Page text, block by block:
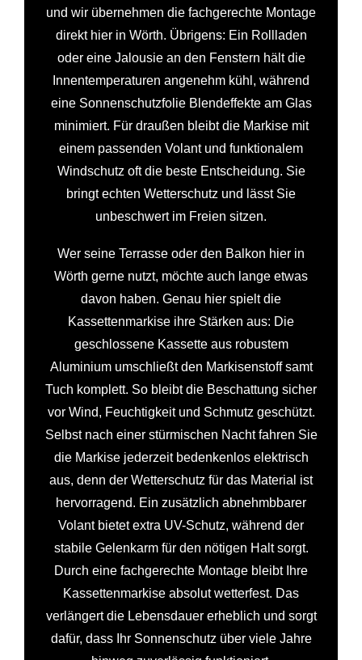
und wir übernehmen die fachgerechte Montage
direkt hier in Wörth. Übrigens: Ein Rollladen
oder eine Jalousie an den Fenstern hält die
Innentemperaturen angenehm kühl, während
eine Sonnenschutzfolie Blendeffekte am Glas
minimiert. Für draußen bleibt die Markise mit
einem passenden Volant und funktionalem
Windschutz oft die beste Entscheidung. Sie
bringt echten Wetterschutz und lässt Sie
unbeschwert im Freien sitzen.
Wer seine Terrasse oder den Balkon hier in
Wörth gerne nutzt, möchte auch lange etwas
davon haben. Genau hier spielt die
Kassettenmarkise ihre Stärken aus: Die
geschlossene Kassette aus robustem
Aluminium umschließt den Markisenstoff samt
Tuch komplett. So bleibt die Beschattung sicher
vor Wind, Feuchtigkeit und Schmutz geschützt.
Selbst nach einer stürmischen Nacht fahren Sie
die Markise jederzeit bedenkenlos elektrisch
aus, denn der Wetterschutz für das Material ist
hervorragend. Ein zusätzlich abnehmbbarer
Volant bietet extra UV-Schutz, während der
stabile Gelenkarm für den nötigen Halt sorgt.
Durch eine fachgerechte Montage bleibt Ihre
Kassettenmarkise absolut wetterfest. Das
verlängert die Lebensdauer erheblich und sorgt
dafür, dass Ihr Sonnenschutz über viele Jahre